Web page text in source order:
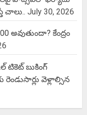
చాలు.. July 30, 2026
అవుతుందా? కేంద్రం
టికెట్‌ బుకింగ్‌
వెళ్లాల్సిన